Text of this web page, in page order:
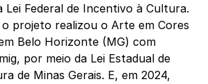
Lei Federal de Incentivo à Cultura.
projeto realizou o Arte em Cores
Belo Horizonte (MG) com
por meio da Lei Estadual de
de Minas Gerais. E, em 2024,